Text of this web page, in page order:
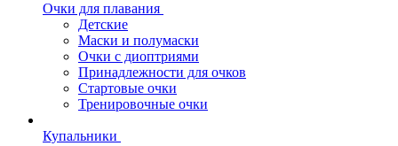
Очки для плавания
Детские
Маски и полумаски
Очки с диоптриями
Принадлежности для очков
Стартовые очки
Тренировочные очки
Купальники